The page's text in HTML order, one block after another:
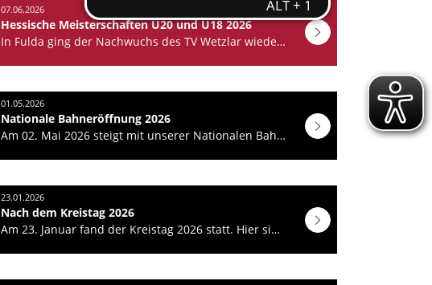
07.06.2026
Hessische Meisterschaften U20 und U18 2026
In Fulda ging der Nachwuchs des TV Wetzlar wieder auf Medaillenjagd. Auch die LG Langgöns/Oberkleen…
01.05.2026
Nationale Bahneröffnung 2026
Am 02. Mai 2026 steigt mit unserer Nationalen Bahneröffnung 2026 der Einstieg in die neue…
23.01.2026
Nach dem Kreistag 2026
Am 23. Januar fand der Kreistag 2026 statt. Hier sind die Ergebnisse und Informationen.